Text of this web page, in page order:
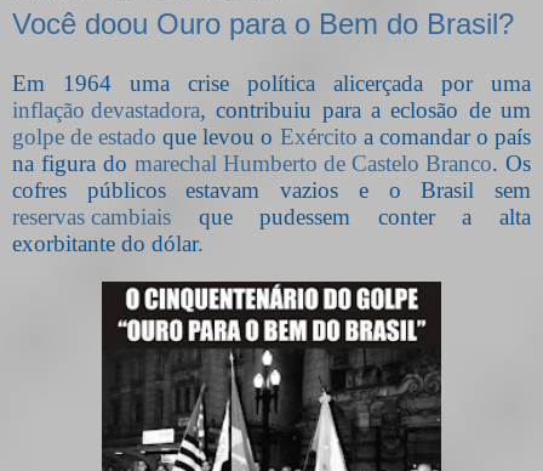
Você doou Ouro para o Bem do Brasil?
Em 1964 uma crise política alicerçada por uma
inflação devastadora, contribuiu para a eclosão de um
golpe de estado que levou o Exército a comandar o país
na figura do marechal Humberto de Castelo Branco. Os
cofres públicos estavam vazios e o Brasil sem
reservas cambiais que pudessem conter a alta
exorbitante do dólar.